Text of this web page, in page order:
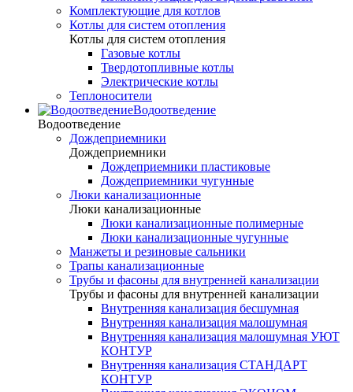
Комплектующие для котлов
Котлы для систем отопления
Котлы для систем отопления
Газовые котлы
Твердотопливные котлы
Электрические котлы
Теплоносители
Водоотведение
Водоотведение
Дождеприемники
Дождеприемники
Дождеприемники пластиковые
Дождеприемники чугунные
Люки канализационные
Люки канализационные
Люки канализационные полимерные
Люки канализационные чугунные
Манжеты и резиновые сальники
Трапы канализационные
Трубы и фасоны для внутренней канализации
Трубы и фасоны для внутренней канализации
Внутренняя канализация бесшумная
Внутренняя канализация малошумная
Внутренняя канализация малошумная УЮТ
КОНТУР
Внутренняя канализация СТАНДАРТ
КОНТУР